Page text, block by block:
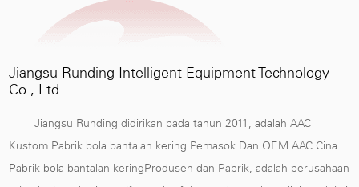
Jiangsu Runding Intelligent Equipment Technology
Co., Ltd.
Jiangsu Runding didirikan pada tahun 2011, adalahAAC
Kustom Pabrik bola bantalan kering Pemasok Dan OEM AAC Cina
Pabrik bola bantalan keringProdusen dan Pabrik, adalah perusahaan